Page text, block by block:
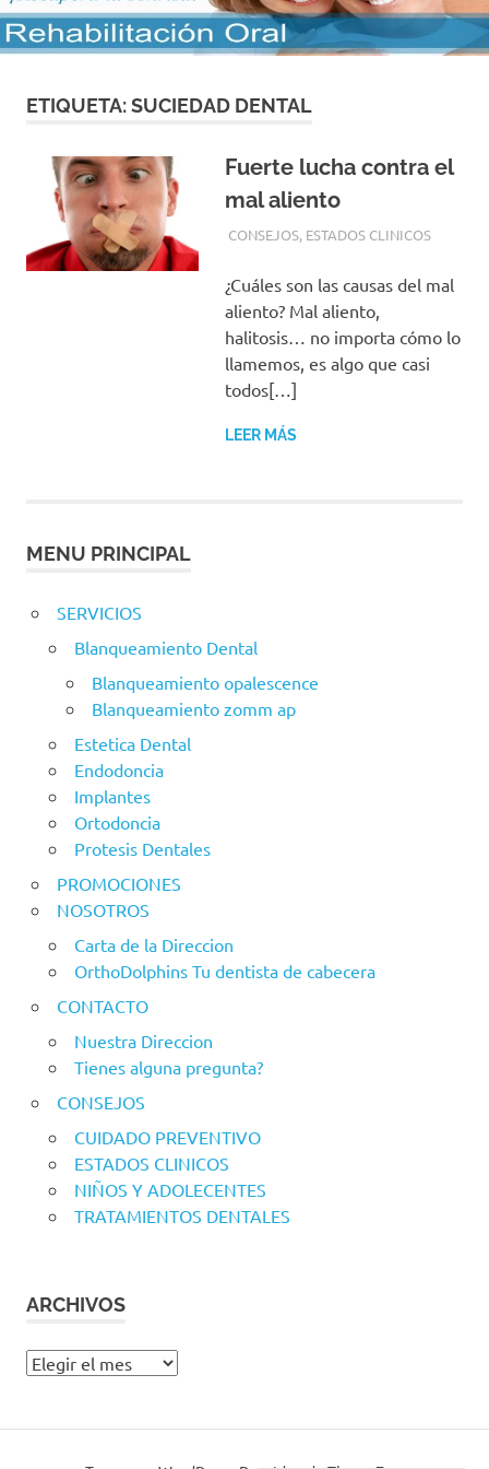
con
los
mejores
y
mas
modernas
tranquilidad
ETIQUETA:SUCIEDAD DENTAL
Fuerte lucha contra el
mal aliento
2 JUNIO, 2016
ADMIN
CONSEJOS, ESTADOS CLINICOS
¿Cuáles son las causas del mal
aliento? Mal aliento,
halitosis… no importa cómo lo
llamemos, es algo que casi
todos[…]
LEER MÁS
MENU PRINCIPAL
SERVICIOS
Blanqueamiento Dental
Blanqueamiento opalescence
Blanqueamiento zomm ap
Estetica Dental
Endodoncia
Implantes
Ortodoncia
Protesis Dentales
PROMOCIONES
NOSOTROS
Carta de la Direccion
OrthoDolphins Tu dentista de cabecera
CONTACTO
Nuestra Direccion
Tienes alguna pregunta?
CONSEJOS
CUIDADO PREVENTIVO
ESTADOS CLINICOS
NIÑOS Y ADOLECENTES
TRATAMIENTOS DENTALES
ARCHIVOS
Archivos